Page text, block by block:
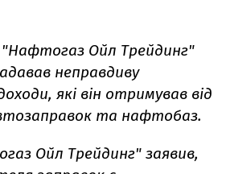
Ойл Трейдинг"
неправдиву
які він отримував від
та нафтобаз.
Ойл Трейдинг" заявив,